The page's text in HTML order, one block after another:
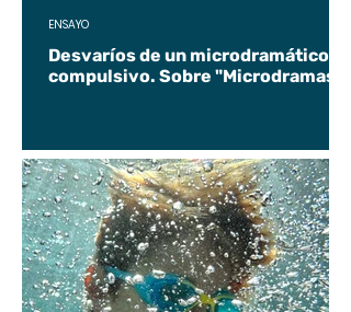
Desvaríos de un microdramático
compulsivo. Sobre "Microdramas".
ENSAYO